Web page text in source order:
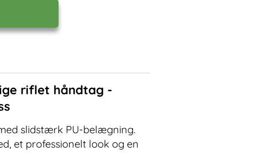
riflet håndtag -
slidstærk PU-belægning.
et professionelt look og en